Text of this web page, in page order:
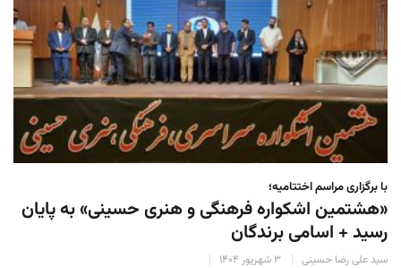
با برگزاری مراسم اختتامیه؛
«هشتمین اشکواره فرهنگی و هنری حسینی» به پایان
رسید + اسامی برندگان
سید علی رضا حسینی ۳ شهریور ۱۴۰۴